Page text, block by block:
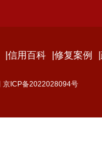
信用百科 修复案例
京ICP备2022028094号